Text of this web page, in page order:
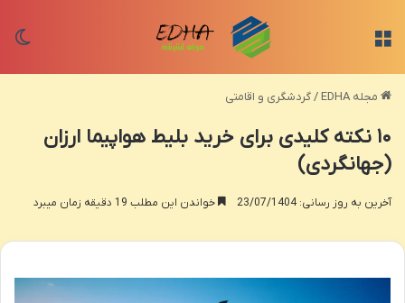
مجله EDHA /گردشگری و اقامتی
۱۰ نکته کلیدی برای خرید بلیط هواپیما ارزان
(جهانگردی)
آخرین به روز رسانی: 23/07/1404 خواندن این مطلب 19 دقیقه زمان میبرد